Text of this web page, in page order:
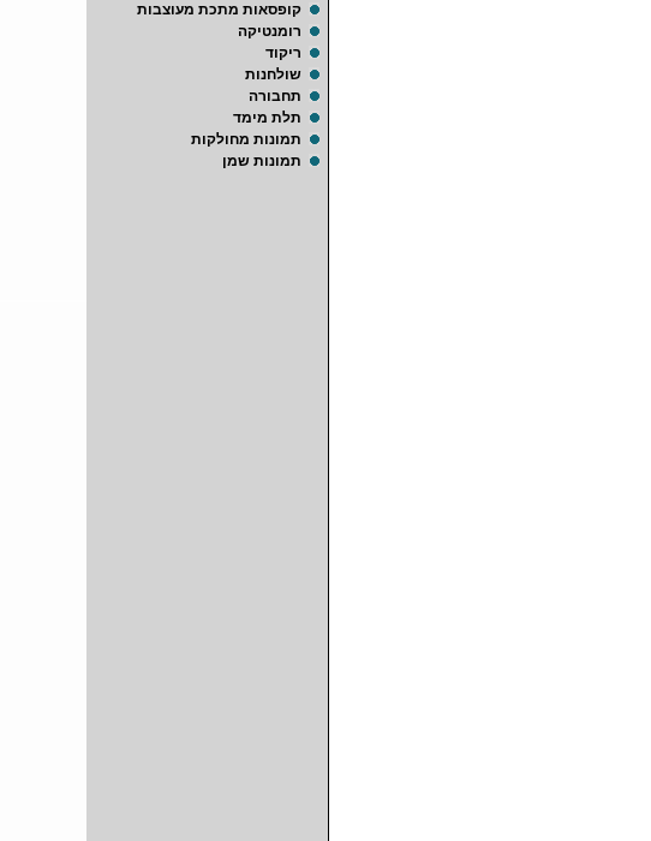
קופסאות מתכת מעוצבות
רומנטיקה
ריקוד
שולחנות
תחבורה
תלת מימד
תמונות מחולקות
תמונות שמן